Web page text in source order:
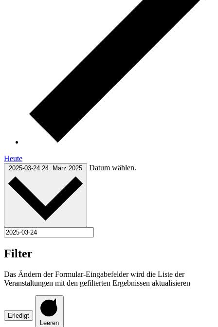
Heute
2025-03-24 24. März 2025 Datum wählen.
Filter
Das Ändern der Formular-Eingabefelder wird die Liste der
Veranstaltungen mit den gefilterten Ergebnissen aktualisieren
Erledigt
Leeren